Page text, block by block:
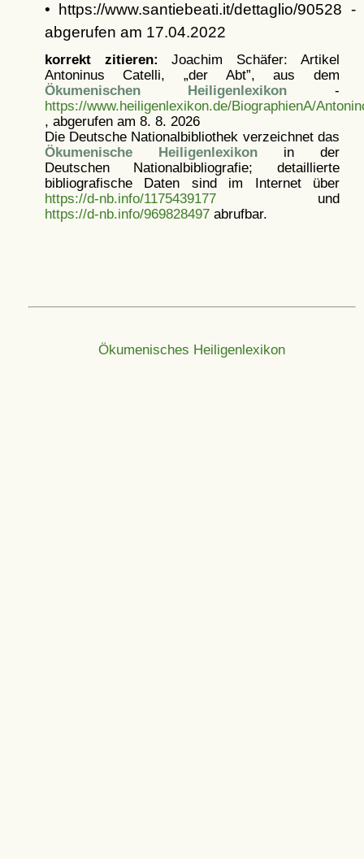
• https://www.santiebeati.it/dettaglio/90528 -
abgerufen am 17.04.2022
korrekt zitieren: Joachim Schäfer: Artikel
Antoninus Catelli, „der Abt”, aus dem
Ökumenischen Heiligenlexikon -
https://www.heiligenlexikon.de/BiographienA/
, abgerufen am 8. 8. 2026
Die Deutsche Nationalbibliothek verzeichnet das
Ökumenische Heiligenlexikonin der
Deutschen Nationalbibliografie; detaillierte
bibliografische Daten sind im Internet über
https://d-nb.info/1175439177und
https://d-nb.info/969828497abrufbar.
Ökumenisches Heiligenlexikon